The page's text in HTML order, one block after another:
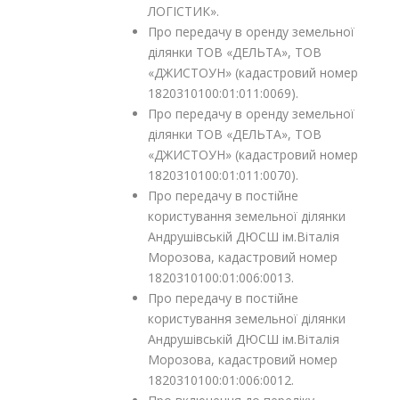
ЛОГІСТИК».
Про передачу в оренду земельної
ділянки ТОВ «ДЕЛЬТА», ТОВ
«ДЖИСТОУН» (кадастровий номер
1820310100:01:011:0069).
Про передачу в оренду земельної
ділянки ТОВ «ДЕЛЬТА», ТОВ
«ДЖИСТОУН» (кадастровий номер
1820310100:01:011:0070).
Про передачу в постійне
користування земельної ділянки
Андрушівській ДЮСШ ім.Віталія
Морозова, кадастровий номер
1820310100:01:006:0013.
Про передачу в постійне
користування земельної ділянки
Андрушівській ДЮСШ ім.Віталія
Морозова, кадастровий номер
1820310100:01:006:0012.